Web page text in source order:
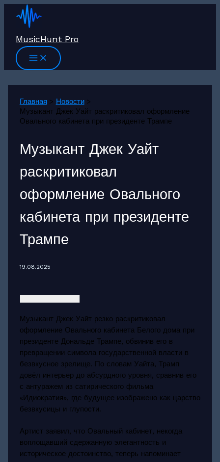
Перейти
MusicHunt Pro
Главная
Новости
Музыкант Джек Уайт раскритиковал оформление
Овального кабинета при президенте Трампе
Музыкант Джек Уайт
раскритиковал
оформление Овального
кабинета при президенте
Трампе
19.08.2025
Музыкант Джек Уайт резко раскритиковал
оформление Овального кабинета Белого дома при
президенте Дональде Трампе, обвинив его в
превращении символа государственной власти в
безвкусное зрелище. По словам Уайта, Трамп
довёл интерьер до абсурдного уровня, сравнив его
с антуражем из сатирического фильма
«Идиократия», где будущее изображено как царство
безвкусицы и глупости.
Артист заявил, что Овальный кабинет, некогда
воплощавший сдержанную элегантность и
историческое достоинство, теперь напоминает